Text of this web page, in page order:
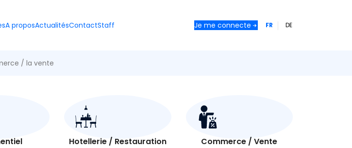
A proposActualitésContactStaff Je me connecte FR DE
/ la vente
Hotellerie / Restauration Commerce / Vente